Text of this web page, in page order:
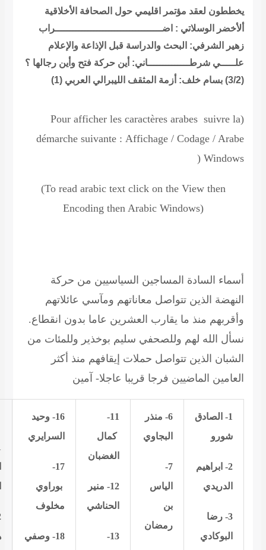
يخططون لعقد مؤتمر اقليمي حول الصحافة الأخلاقية
ألأخضر الوسلاتي : اضــــــــــــــــــــــــــــــــــــراب
زهير الشرفي: البحث والدراسة قبل الإذاعة والإعلام
علـــــي شرطــــــــــــــاني: أين حركة فتح وأين رجالها ؟
(3/2)
بسام خلف: أزمة المثقف الليبرالي العربي (1)
(Pour afficher les caractères arabes suivre la
démarche suivante :Affichage / Codage / Arabe
Windows
(
(To read arabic text click on the View then
Encoding then Arabic Windows)
أسماء السادة المساجين السياسيين من حركة
النهضة الذين تتواصل معاناتهم ومآسي عائلاتهم
وأقربهم منذ ما يقارب العشرين عاما بدون انقطاع.
نسأل الله لهم وللصحفي سليم بوخذير وللمئات من
الشبان الذين تتواصل حملات إيقافهم منذ أكثر
العامين الماضيين فرجا قريبا عاجلا- آمين
16- وحيد
السرايري
17-
بوراوي
مخلوف
18- وصفي
11-
كمال
الغضبان
12- منير
الحناشي
13-
6-
منذر
البجاوي
7-
الياس
بن
رمضان
1-
الصادق
شورو
2- ابراهيم
الدريدي
3- رضا
البوكادي